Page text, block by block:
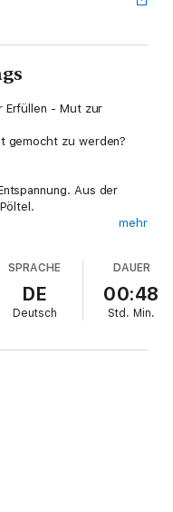
Erfüllen - Mut zur
gemocht zu werden?
Aus der
auf
für den Erfolg)
positive Sätze)
keine (positiven)
Oftmals denken
mehr
SPRACHE
DE
Deutsch
DAUER
00:48
Std. Min.